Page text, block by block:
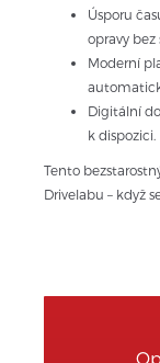
Úsporu
opravy bez
Moderní
Digitální
k dispozici.
Tento
Drivelabu – když